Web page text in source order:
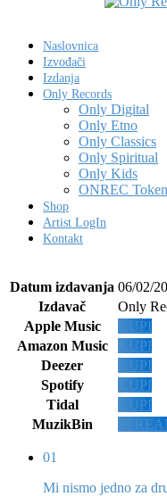
Naslovnica
Izvođači
Izdanja
Only Records
Only Digital
Only Etno
Only Classics
Only Spiritual
Only Kids
ONREC Token
Shop
Artist LogIn
Kontakt
Datum izdavanja 06/02/
Izdavač
Only
Apple Music
KUPI
Amazon Music
KUPI
Deezer
KUPI
Spotify
KUPI
Tidal
KUPI
MuzikBin
01
Mi nismo jedno za